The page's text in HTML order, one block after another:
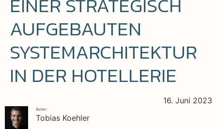
AUFGEBAUTEN
SYSTEMARCHITEKTUR
IN DER HOTELLERIE
16. Juni 2023
Autor:
Tobias Koehler